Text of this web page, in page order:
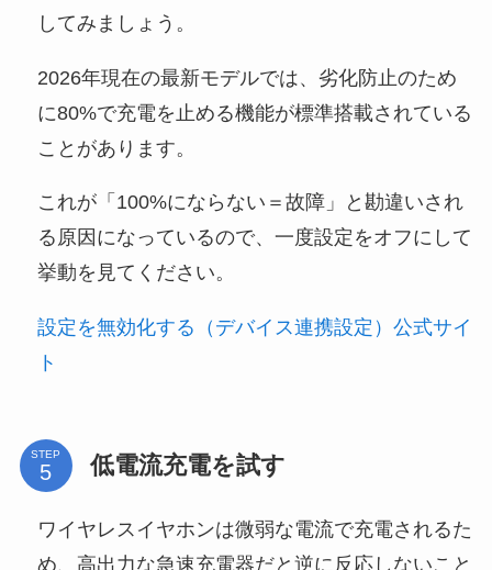
してみましょう。
2026年現在の最新モデルでは、劣化防止のため
に80%で充電を止める機能が標準搭載されている
ことがあります。
これが「100%にならない＝故障」と勘違いされ
る原因になっているので、一度設定をオフにして
挙動を見てください。
設定を無効化する（デバイス連携設定）公式サイ
ト
STEP 低電流充電を試す
ワイヤレスイヤホンは微弱な電流で充電されるた
め、高出力な急速充電器だと逆に反応しないこと